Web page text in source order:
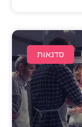
סדנאות